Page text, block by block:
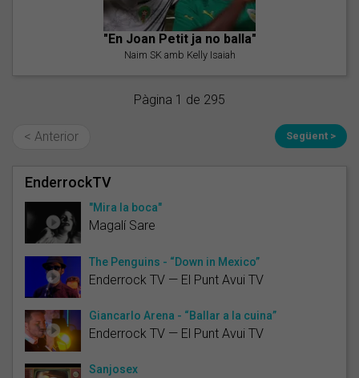
"En Joan Petit ja no balla"
Naim SK amb Kelly Isaiah
Pàgina 1 de 295
< Anterior Següent >
EnderrockTV
"Mira la boca"
Magalí Sare
The Penguins - “Down in Mexico”
Enderrock TV — El Punt Avui TV
Giancarlo Arena - “Ballar a la cuina”
Enderrock TV — El Punt Avui TV
Sanjosex